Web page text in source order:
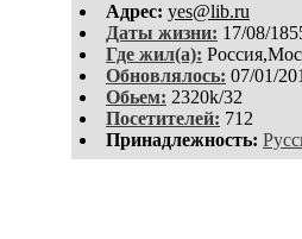
Aдpeс: yes@lib.ru
Даты жизни: 17/08/
Где жил(а):
Обновлялось: 07/01/
Обьем: 2320k/32
Посетителей: 712
Принадлежность: